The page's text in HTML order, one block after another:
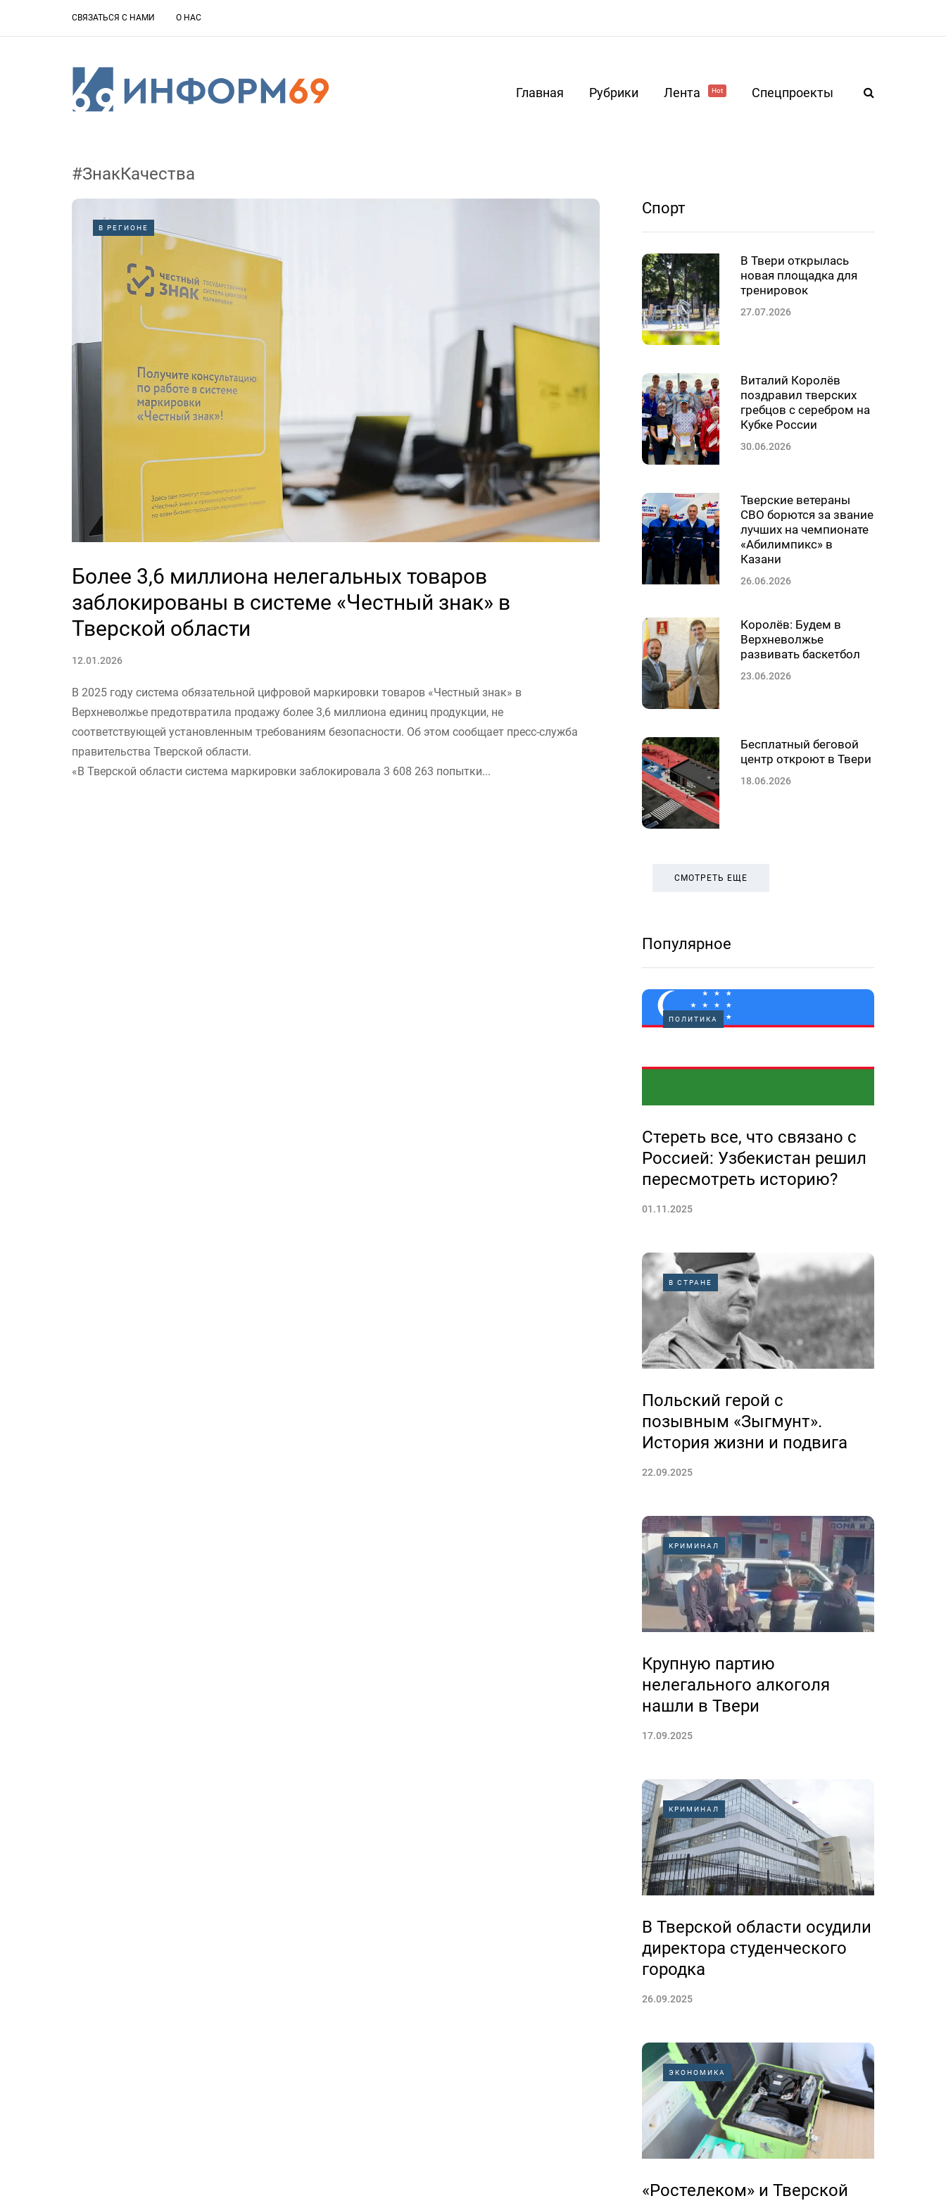
СВЯЗАТЬСЯ С НАМИ О НАС
Главная Рубрики Лента Hot Спецпроекты
#ЗнакКачества
В РЕГИОНЕ
Более 3,6 миллиона нелегальных товаров
заблокированы в системе «Честный знак» в
Тверской области
12.01.2026
В 2025 году система обязательной цифровой маркировки товаров «Честный знак» в
Верхневолжье предотвратила продажу более 3,6 миллиона единиц продукции, не
соответствующей установленным требованиям безопасности. Об этом сообщает пресс-служба
правительства Тверской области.
«В Тверской области система маркировки заблокировала 3 608 263 попытки...
Спорт
В Твери открылась
новая площадка для
тренировок
27.07.2026
Виталий Королёв
поздравил тверских
гребцов с серебром на
Кубке России
30.06.2026
Тверские ветераны
СВО борются за звание
лучших на чемпионате
«Абилимпикс» в
Казани
26.06.2026
Королёв: Будем в
Верхневолжье
развивать баскетбол
23.06.2026
Бесплатный беговой
центр откроют в Твери
18.06.2026
СМОТРЕТЬ ЕЩЕ
Популярное
ПОЛИТИКА
Стереть все, что связано с
Россией: Узбекистан решил
пересмотреть историю?
01.11.2025
В СТРАНЕ
Польский герой с
позывным «Зыгмунт».
История жизни и подвига
22.09.2025
КРИМИНАЛ
Крупную партию
нелегального алкоголя
нашли в Твери
17.09.2025
КРИМИНАЛ
В Тверской области осудили
директора студенческого
городка
26.09.2025
ЭКОНОМИКА
«Ростелеком» и Тверской